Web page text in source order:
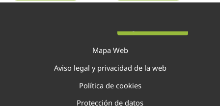
Mapa Web
Aviso legal y privacidad de la web
Política de cookies
Protección de datos